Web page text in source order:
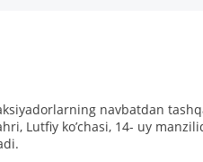
navbatdan
Lutfiy koʼchasi, 14- uy